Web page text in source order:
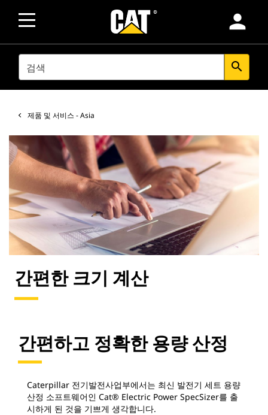
person
SEARCH search
제품 및 서비스 - Asia
간편한 크기 계산
간편하고 정확한 용량 산정
Caterpillar 전기발전사업부에서는 최신 발전기 세트 용량
산정 소프트웨어인 Cat® Electric Power SpecSizer를 출
시하게 된 것을 기쁘게 생각합니다.